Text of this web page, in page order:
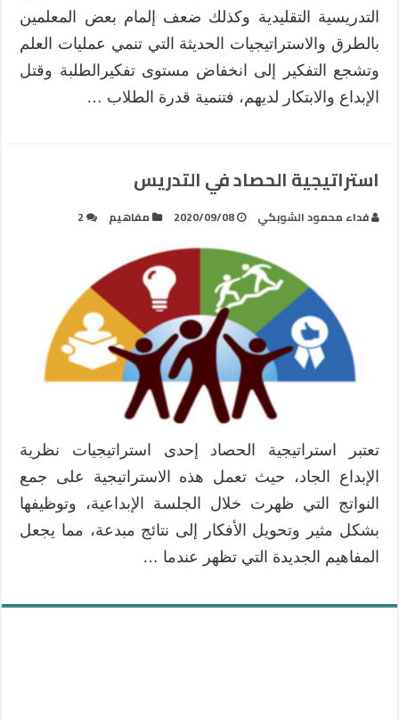
التدريسية التقليدية وكذلك ضعف إلمام بعض المعلمين
بالطرق والاستراتيجيات الحديثة التي تنمي عمليات العلم
وتشجع التفكير إلى انخفاض مستوى تفكيرالطلبة وقتل
الإبداع والابتكار لديهم، فتنمية قدرة الطلاب …
استراتيجية الحصاد في التدريس
فداء محمود الشوبكي 2020/09/08 مفاهيم 2
تعتبر استراتيجية الحصاد إحدى استراتيجيات نظرية
الإبداع الجاد، حيث تعمل هذه الاستراتيجية على جمع
النواتج التي ظهرت خلال الجلسة الإبداعية، وتوظيفها
بشكل مثير وتحويل الأفكار إلى نتائج مبدعة، مما يجعل
المفاهيم الجديدة التي تظهر عندما …